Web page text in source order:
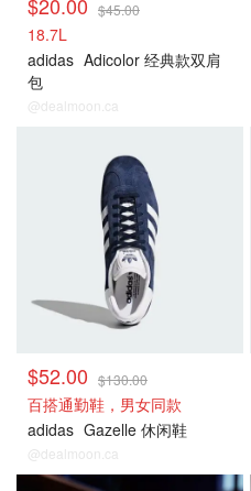
$45.00
18.7L
adidas Adicolor 经典款双肩
包
@dealmoon.ca
$52.00 $130.00
百搭通勤鞋，男女同款
adidas Gazelle 休闲鞋
@dealmoon.ca